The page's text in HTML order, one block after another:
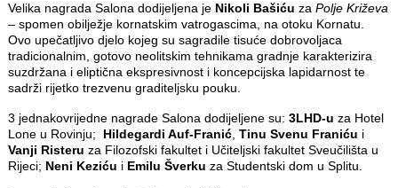
Velika nagrada Salona dodijeljena je Nikoli Bašiću za Polje Križeva
– spomen obilježje kornatskim vatrogascima, na otoku Kornatu.
Ovo upečatljivo djelo kojeg su sagradile tisuće dobrovoljaca
tradicionalnim, gotovo neolitskim tehnikama gradnje karakterizira
suzdržana i eliptična ekspresivnost i koncepcijska lapidarnost te
sadrži rijetko trezvenu graditeljsku pouku.
3 jednakovrijedne nagrade Salona dodijeljene su: 3LHD-u za Hotel
Lone u Rovinju; Hildegardi Auf-Franić, Tinu Svenu Franiću i
Vanji Risteru za Filozofski fakultet i Učiteljski fakultet Sveučilišta u
Rijeci; Neni Keziću i Emilu Šverku za Studentski dom u Splitu.